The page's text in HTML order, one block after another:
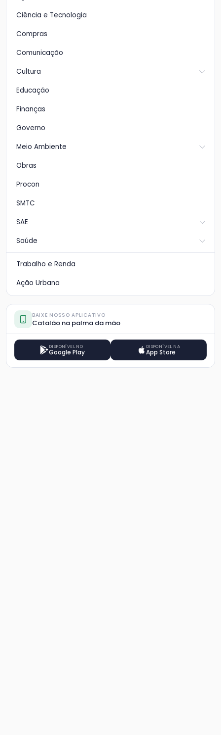
Ciência e Tecnologia
Compras
Comunicação
Cultura
Educação
Finanças
Governo
Meio Ambiente
Obras
Procon
SMTC
SAE
Saúde
Trabalho e Renda
Ação Urbana
BAIXE NOSSO APLICATIVO
Catalão na palma da mão
DISPONÍVEL NO
Google Play
DISPONÍVEL NA
App Store